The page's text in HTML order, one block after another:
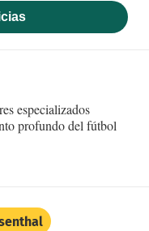
especializados
profundo del fútbol